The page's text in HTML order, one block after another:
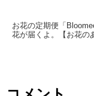
お花の定期便「
花が届くよ。【お花の